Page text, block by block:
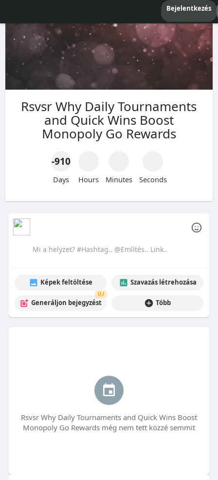
Bejelentkezés
Rsvsr Why Daily Tournaments
and Quick Wins Boost
Monopoly Go Rewards
-910
Days Hours Minutes Seconds
Képek feltöltése Szavazás létrehozása
ÚJ
Generáljon bejegyzést Több
Rsvsr Why Daily Tournaments and Quick Wins Boost
Monopoly Go Rewards még nem tett közzé semmit